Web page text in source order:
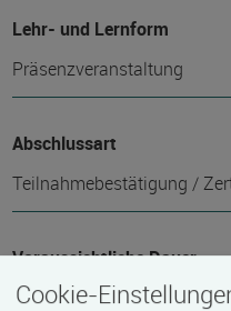
Lehr- und Lernform
Präsenzveranstaltung
Abschlussart
Teilnahmebestätigung /
Voraussichtliche Dauer
1 Tag(e)
Cookie-